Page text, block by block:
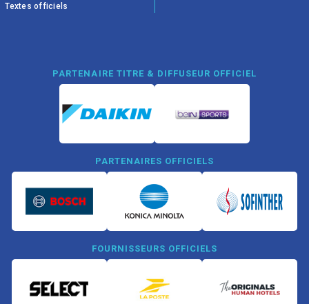
Textes officiels
PARTENAIRE TITRE & DIFFUSEUR OFFICIEL
PARTENAIRES OFFICIELS
FOURNISSEURS OFFICIELS